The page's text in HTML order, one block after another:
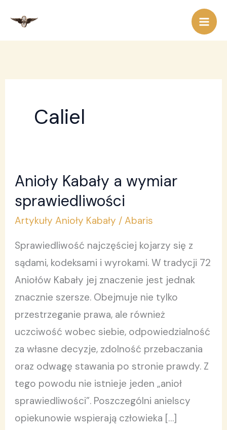
treści
Caliel
Anioły Kabały a wymiar
sprawiedliwości
Artykuły Anioły Kabały /Abaris
Sprawiedliwość najczęściej kojarzy się z
sądami, kodeksami i wyrokami. W tradycji 72
Aniołów Kabały jej znaczenie jest jednak
znacznie szersze. Obejmuje nie tylko
przestrzeganie prawa, ale również
uczciwość wobec siebie, odpowiedzialność
za własne decyzje, zdolność przebaczania
oraz odwagę stawania po stronie prawdy. Z
tego powodu nie istnieje jeden „anioł
sprawiedliwości”. Poszczególni anielscy
opiekunowie wspierają człowieka […]
Anioły
Kabały
sprawiedliwości